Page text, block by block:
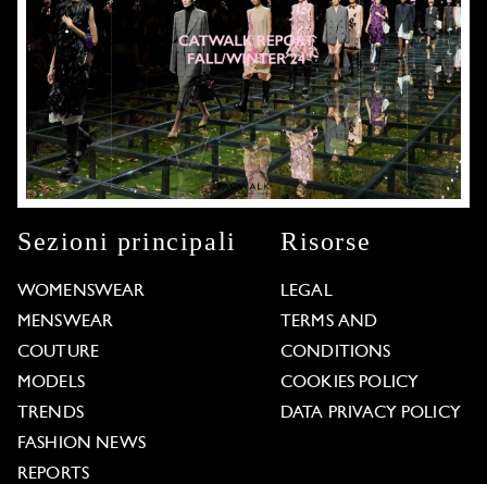
Sezioni principali
WOMENSWEAR
MENSWEAR
COUTURE
MODELS
TRENDS
FASHION NEWS
REPORTS
Risorse
LEGAL
TERMS AND
CONDITIONS
COOKIES POLICY
DATA PRIVACY POLICY